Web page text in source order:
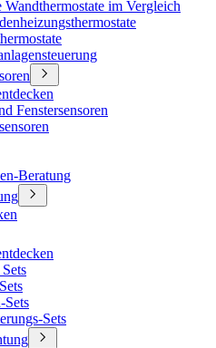
Wandthermostate im Vergleich
Fenstersensoren
Beratung
Sets
Sets